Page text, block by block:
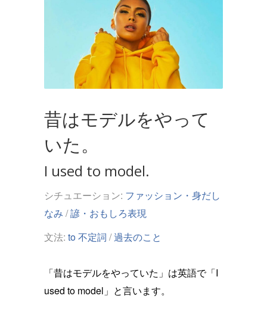
昔はモデルをやって
いた。
I used to model.
シチュエーション: ファッション・身だし
なみ /諺・おもしろ表現
文法: to 不定詞 /過去のこと
「昔はモデルをやっていた」は英語で「I
used to model」と言います。